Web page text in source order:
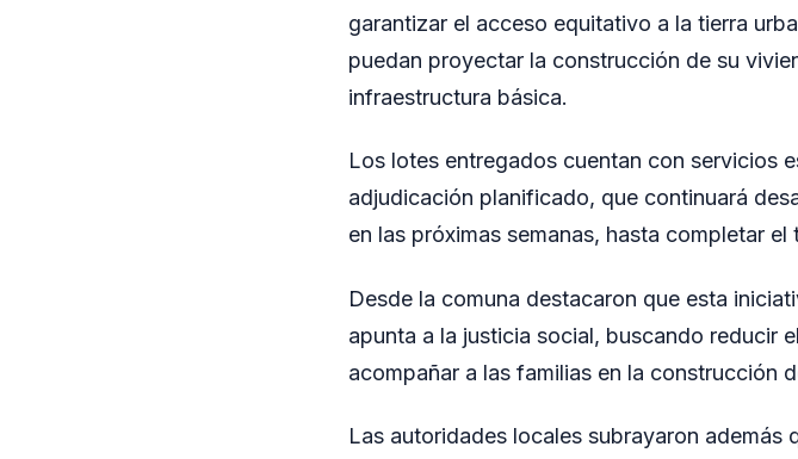
garantizar el acceso equitativo a la tierra
puedan proyectar la construcción de su
infraestructura básica.
Los lotes entregados cuentan con servicios
adjudicación planificado, que continuará
en las próximas semanas, hasta completar
Desde la comuna destacaron que esta
apunta a la justicia social, buscando reducir
acompañar a las familias en la construcción
Las autoridades locales subrayaron